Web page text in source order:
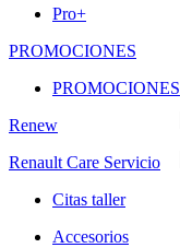
Pro+
PROMOCIONES
PROMOCIONES
Renew
Renault Care Servicio
Citas taller
Accesorios